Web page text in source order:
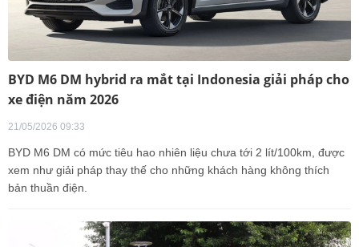
BYD M6 DM hybrid ra mắt tại Indonesia giải pháp cho
xe điện năm 2026
21/05/2026 09:33
BYD M6 DM có mức tiêu hao nhiên liệu chưa tới 2 lít/100km, được
xem như giải pháp thay thế cho những khách hàng không thích
bản thuần điện.